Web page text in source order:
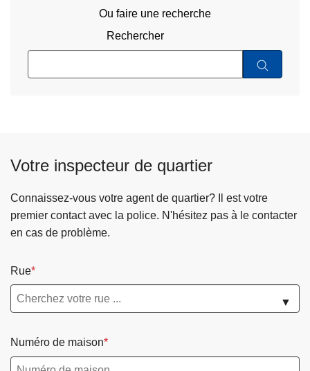
Ou faire une recherche
Rechercher
Votre inspecteur de quartier
Connaissez-vous votre agent de quartier? Il est votre
premier contact avec la police. N'hésitez pas à le contacter
en cas de problème.
Rue
▼
Numéro de maison